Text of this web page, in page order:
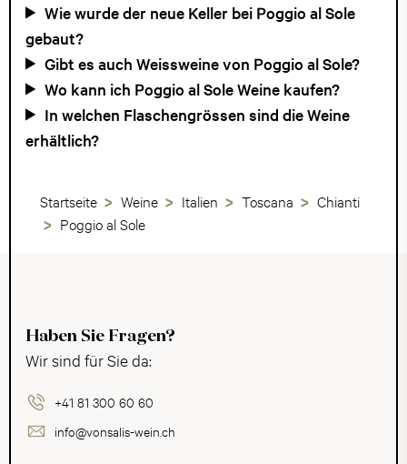
Wie wurde der neue Keller bei Poggio al Sole
gebaut?
Gibt es auch Weissweine von Poggio al Sole?
Wo kann ich Poggio al Sole Weine kaufen?
In welchen Flaschengrössen sind die Weine
erhältlich?
Startseite Weine Italien Toscana
Chianti
Poggio al Sole
Haben Sie Fragen?
Wir sind für Sie da:
+41 81 300 60 60
info@vonsalis-wein.ch